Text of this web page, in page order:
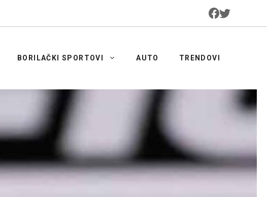
BORILAČKI SPORTOVI AUTO TRENDOVI